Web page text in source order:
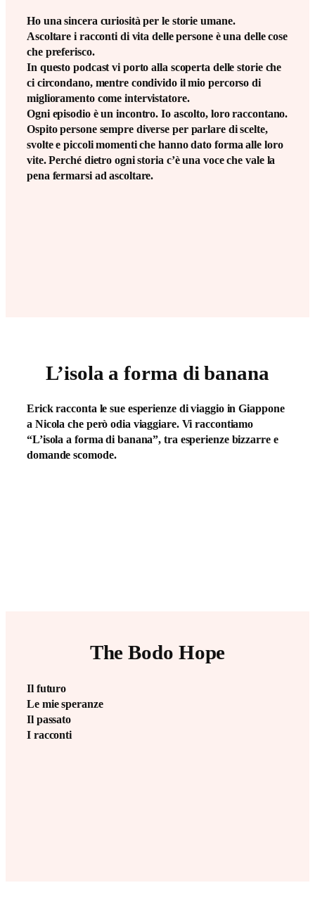
Ho una sincera curiosità per le storie umane.
Ascoltare i racconti di vita delle persone è una delle cose
che preferisco.
In questo podcast vi porto alla scoperta delle storie che
ci circondano, mentre condivido il mio percorso di
miglioramento come intervistatore.
Ogni episodio è un incontro. Io ascolto, loro raccontano.
Ospito persone sempre diverse per parlare di scelte,
svolte e piccoli momenti che hanno dato forma alle loro
vite. Perché dietro ogni storia c’è una voce che vale la
pena fermarsi ad ascoltare.
L’isola a forma di banana
Erick racconta le sue esperienze di viaggio in Giappone
a Nicola che però odia viaggiare. Vi raccontiamo
“L’isola a forma di banana”, tra esperienze bizzarre e
domande scomode.
The Bodo Hope
Il futuro
Le mie speranze
Il passato
I racconti